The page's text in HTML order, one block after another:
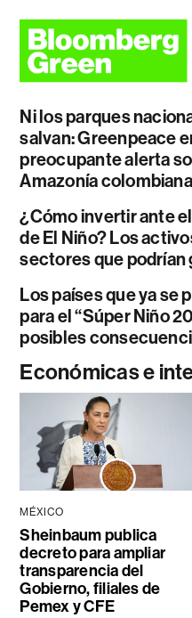
Ni los parques
salvan: Greenpeace
preocupante alerta
Amazonía colombiana
¿Cómo invertir ante
de El Niño? Los
sectores que podrían
Los países que ya se
para el “Súper Niño
posibles
Económicas e
MÉXICO
Sheinbaum publica
decreto para ampliar
transparencia del
Gobierno, filiales de
Pemex y CFE